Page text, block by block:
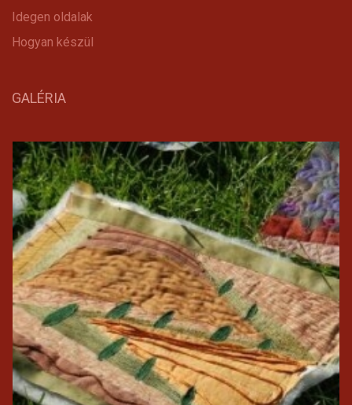
Idegen oldalak
Hogyan készül
GALÉRIA